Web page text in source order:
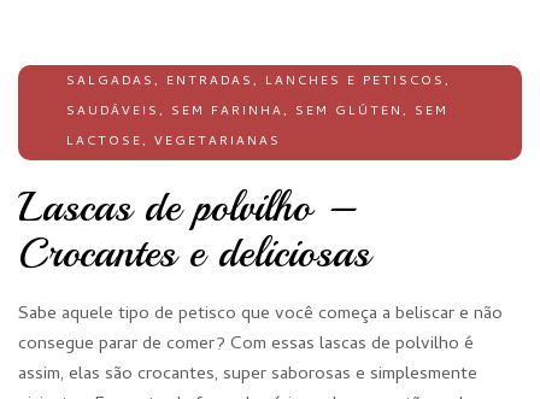
SALGADAS, ENTRADAS, LANCHES E PETISCOS,
SAUDÁVEIS, SEM FARINHA, SEM GLÚTEN, SEM
LACTOSE, VEGETARIANAS
Lascas de polvilho –
Crocantes e deliciosas
Sabe aquele tipo de petisco que você começa a beliscar e não
consegue parar de comer? Com essas lascas de polvilho é
assim, elas são crocantes, super saborosas e simplesmente